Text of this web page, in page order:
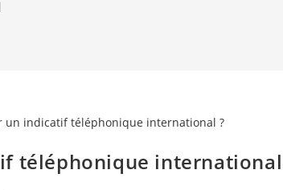
téléphonique international